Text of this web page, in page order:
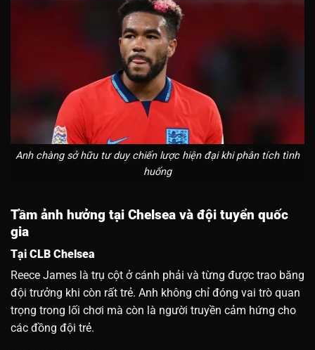
Anh chàng sở hữu tư duy chiến lược hiện đại khi phân tích tình
huống
Tầm ảnh hưởng tại Chelsea và đội tuyển quốc
gia
Tại CLB Chelsea
Reece James là trụ cột ở cánh phải và từng được trao băng
đội trưởng khi còn rất trẻ. Anh không chỉ đóng vai trò quan
trọng trong lối chơi mà còn là người truyền cảm hứng cho
các đồng đội trẻ.